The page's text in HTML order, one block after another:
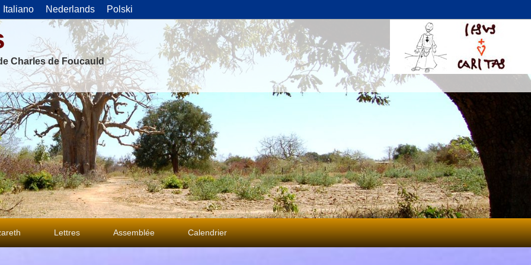
Italiano Nederlands Polski
Charles de Foucauld
Lettres Assemblée Calendrier